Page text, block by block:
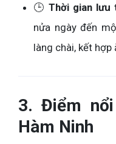
🕒 Thời gian lưu
nửa ngày đến
làng chài, kết hợp
3. Điểm
Hàm Ninh